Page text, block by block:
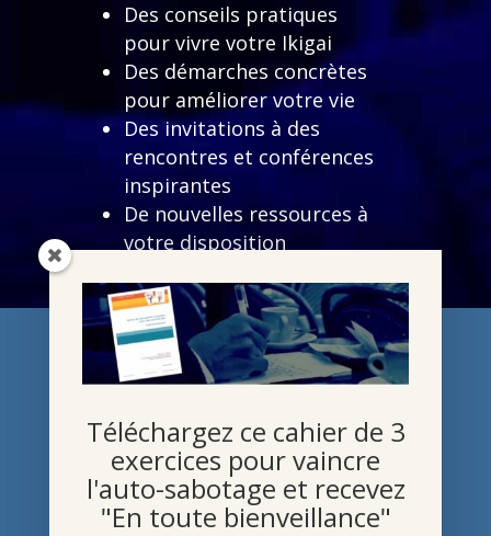
Des conseils pratiques
pour vivre votre Ikigai
Des démarches concrètes
pour améliorer votre vie
Des invitations à des
rencontres et conférences
inspirantes
De nouvelles ressources à
votre disposition
(conférences, webinaires,
ateliers, publications,
articles de presse…)
avec 3 exercices et un texte à
méditer
Téléchargez ce cahier de 3
exercices pour vaincre
l'auto-sabotage et recevez
"En toute bienveillance"